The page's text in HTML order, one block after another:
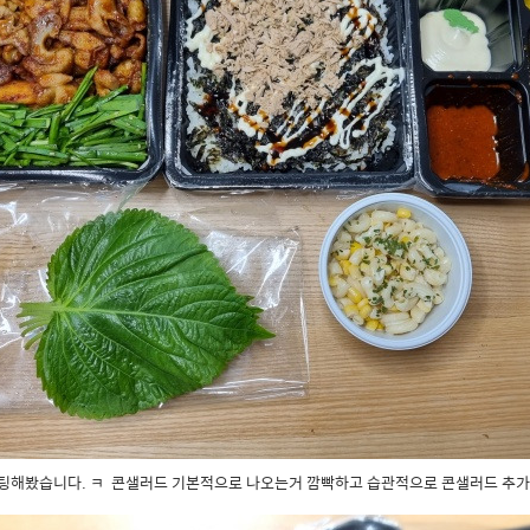
해봤습니다. ㅋ 콘샐러드 기본적으로 나오는거 깜빡하고 습관적으로 콘샐러드 추